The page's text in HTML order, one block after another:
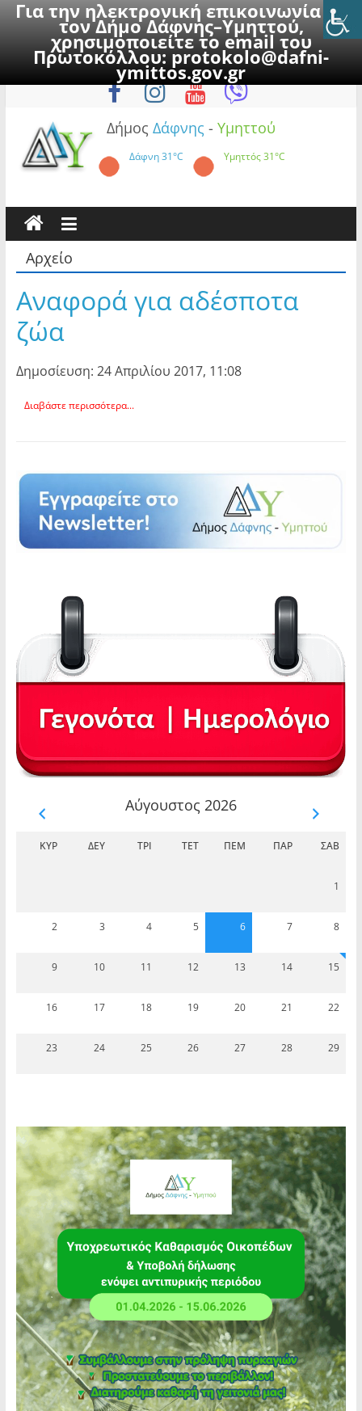
Για την ηλεκτρονική επικοινωνία με
τον Δήμο Δάφνης–Υμηττού,
χρησιμοποιείτε το email του
Πρωτοκόλλου:protokolo@dafni-
ymittos.gov.gr
to
Πέμπτη, 6 Αυγούστου 2026
Δήμος Δάφνης - Υμηττού
Δάφνη31°C Υμηττός31°C
Αρχείο
Αναφορά για αδέσποτα
ζώα
Δημοσίευση: 24 Απριλίου 2017, 11:08
Διαβάστε περισσότερα...
Αύγουστος 2026
ΚΥΡ ΔΕΥ ΤΡΊ ΤΕΤ ΠΈΜ ΠΑΡ ΣΆΒ
1
2 3 4 5 6 7 8
9 10 11 12 13 14 15
16 17 18 19 20 21 22
23 24 25 26 27 28 29